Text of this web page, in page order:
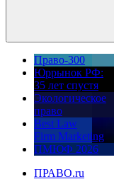
Право-300
Юррынок РФ:
35 лет спустя
Экологическое
право
Best Law
Firm Marketing
ПМЮФ 2026
ПРАВО.ru